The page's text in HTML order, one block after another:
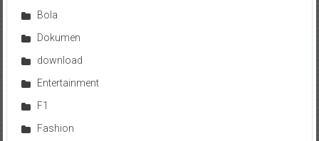
Bola
Dokumen
download
Entertainment
F1
Fashion